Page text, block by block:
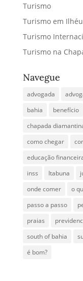
Turismo
Turismo em
Turismo
Turismo na
Navegue
advogada
bahia
benefício
chapada
como chegar
educação
inss
Itabuna
onde comer
o
passo a passo
praias
south of bahia
é bom?